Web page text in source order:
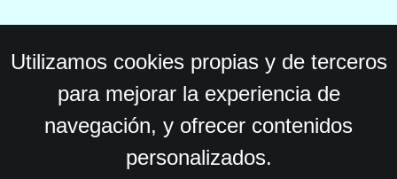
Utilizamos cookies propias y de terceros
para mejorar la experiencia de
navegación, y ofrecer contenidos
personalizados.